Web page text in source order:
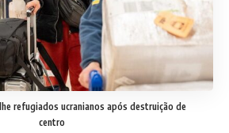
refugiados ucranianos após destruição de
centro